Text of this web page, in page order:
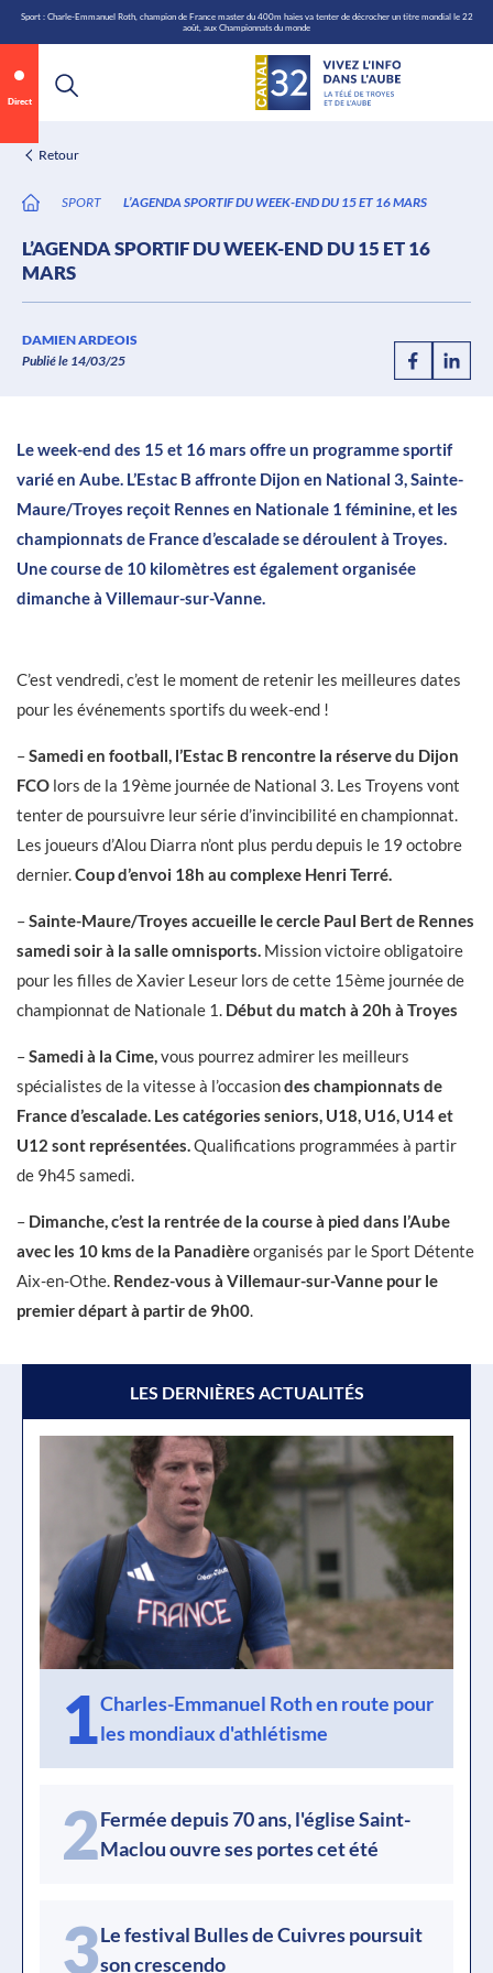
Aller
au
contenu
Sport : Charle-Emmanuel Roth, champion de France master du 400m haies va tenter de décrocher un titre mondial le 22
août, aux Championnats du monde
Direct
Retour
SPORT L’AGENDA SPORTIF DU WEEK-END DU 15 ET 16 MARS
L’AGENDA SPORTIF DU WEEK-END DU 15 ET 16
MARS
DAMIEN ARDEOIS
Publié le 14/03/25
0:06 / 0:12
Le week-end des 15 et 16 mars offre un programme sportif
varié en Aube. L’Estac B affronte Dijon en National 3, Sainte-
Maure/Troyes reçoit Rennes en Nationale 1 féminine, et les
championnats de France d’escalade se déroulent à Troyes.
Une course de 10 kilomètres est également organisée
dimanche à Villemaur-sur-Vanne.
C’est vendredi, c’est le moment de retenir les meilleures dates
pour les événements sportifs du week-end !
–Samedi en football, l’Estac B rencontre la réserve du Dijon
FCO lors de la 19ème journée de National 3. Les Troyens vont
tenter de poursuivre leur série d’invincibilité en championnat.
Les joueurs d’Alou Diarra n’ont plus perdu depuis le 19 octobre
dernier.Coup d’envoi 18h au complexe Henri Terré.
–Sainte-Maure/Troyes accueille le cercle Paul Bert de Rennes
samedi soir à la salle omnisports. Mission victoire obligatoire
pour les filles de Xavier Leseur lors de cette 15ème journée de
championnat de Nationale 1. Début du match à 20h à Troyes
–Samedi à la Cime,vous pourrez admirer les meilleurs
spécialistes de la vitesse à l’occasiondes championnats de
France d’escalade. Les catégories seniors, U18, U16, U14 et
U12 sont représentées.Qualifications programmées à partir
de 9h45 samedi.
– Dimanche, c’est la rentrée de la course à pied dans l’Aube
avec les 10 kms de la Panadièreorganisés par le Sport Détente
Aix-en-Othe. Rendez-vous à Villemaur-sur-Vanne pour le
premier départ à partir de 9h00.
LES DERNIÈRES ACTUALITÉS
1Charles-Emmanuel Roth en route pour
les mondiaux d'athlétisme
2Fermée depuis 70 ans, l'église Saint-
Maclou ouvre ses portes cet été
3Le festival Bulles de Cuivres poursuit
son crescendo